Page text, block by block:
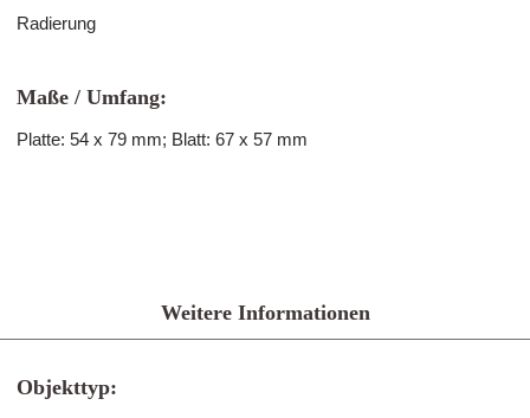
Radierung
Maße / Umfang:
Platte: 54 x 79 mm; Blatt: 67 x 57 mm
Weitere Informationen
Objekttyp: